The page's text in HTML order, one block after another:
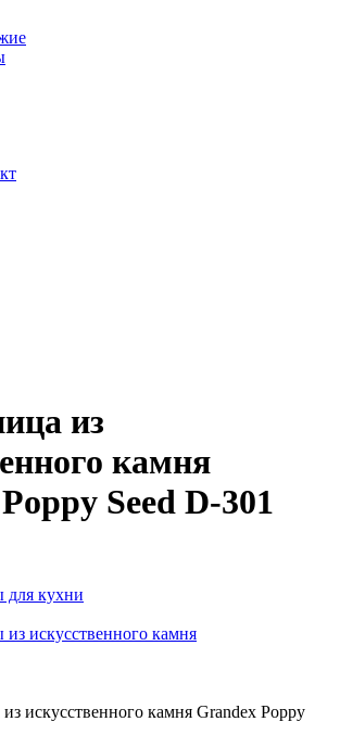
из
камня
Seed D-301
кухни
искусственного камня
искусственного камня Grandex Poppy